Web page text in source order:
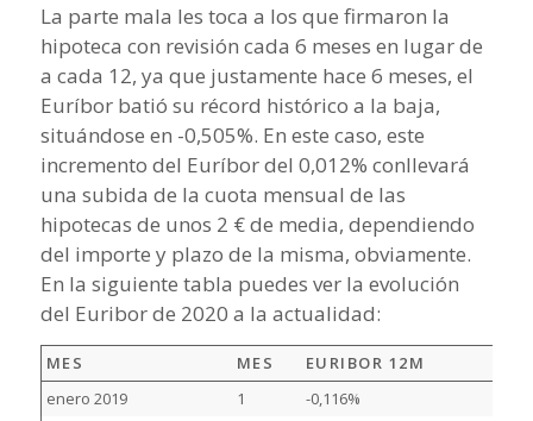
La parte mala les toca a los que firmaron la
hipoteca con revisión cada 6 meses en lugar de
a cada 12, ya que justamente hace 6 meses, el
Euríbor batió su récord histórico a la baja,
situándose en -0,505%. En este caso, este
incremento del Euríbor del 0,012% conllevará
una subida de la cuota mensual de las
hipotecas de unos 2 € de media, dependiendo
del importe y plazo de la misma, obviamente.
En la siguiente tabla puedes ver la evolución
del Euribor de 2020 a la actualidad:
MES MES
EURIBOR 12M
enero 2019
1
-0,116%